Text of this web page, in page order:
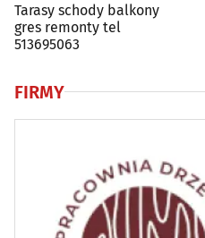
Tarasy schody balkony
gres remonty tel
513695063
FIRMY